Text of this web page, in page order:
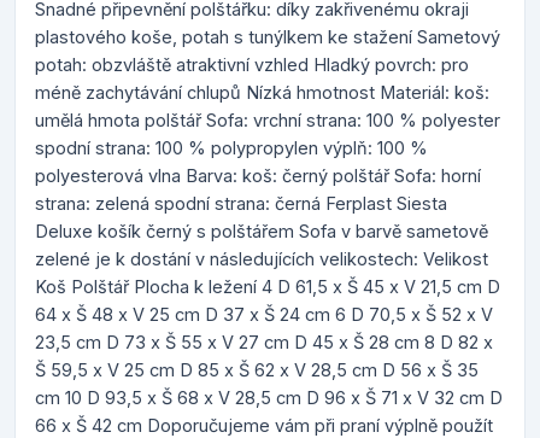
Snadné připevnění polštářku: díky zakřivenému okraji
plastového koše, potah s tunýlkem ke stažení Sametový
potah: obzvláště atraktivní vzhled Hladký povrch: pro
méně zachytávání chlupů Nízká hmotnost Materiál: koš:
umělá hmota polštář Sofa: vrchní strana: 100 % polyester
spodní strana: 100 % polypropylen výplň: 100 %
polyesterová vlna Barva: koš: černý polštář Sofa: horní
strana: zelená spodní strana: černá Ferplast Siesta
Deluxe košík černý s polštářem Sofa v barvě sametově
zelené je k dostání v následujících velikostech: Velikost
Koš Polštář Plocha k ležení 4 D 61,5 x Š 45 x V 21,5 cm D
64 x Š 48 x V 25 cm D 37 x Š 24 cm 6 D 70,5 x Š 52 x V
23,5 cm D 73 x Š 55 x V 27 cm D 45 x Š 28 cm 8 D 82 x
Š 59,5 x V 25 cm D 85 x Š 62 x V 28,5 cm D 56 x Š 35
cm 10 D 93,5 x Š 68 x V 28,5 cm D 96 x Š 71 x V 32 cm D
66 x Š 42 cm Doporučujeme vám při praní výplně použít